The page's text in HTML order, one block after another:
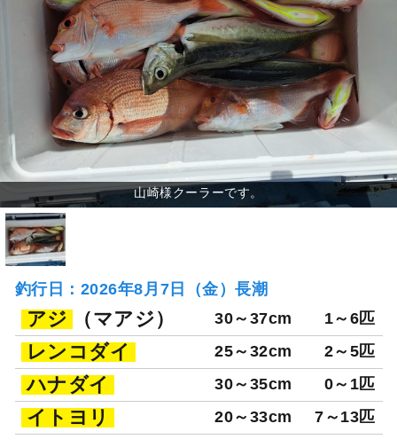
釣行日：2026年8月7日（金）長潮
アジ （マアジ） 30～37cm 1～6匹
レンコダイ 25～32cm 2～5匹
ハナダイ 30～35cm 0～1匹
イトヨリ 20～33cm 7～13匹